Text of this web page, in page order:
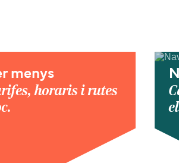
menys
horaris i rutes